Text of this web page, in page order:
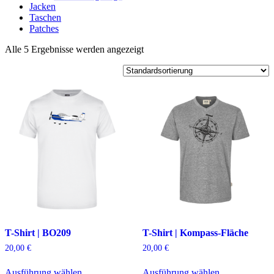
Jacken
Taschen
Patches
Alle 5 Ergebnisse werden angezeigt
T-Shirt | BO209
20,00 €
T-Shirt | Kompass-Fläche
20,00 €